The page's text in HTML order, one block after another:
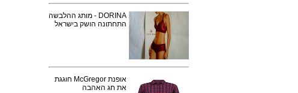
DORINA - מותג ההלבשה
התחתונה הושק בישראל
אופנת McGregor חוגגת
את חג האהבה